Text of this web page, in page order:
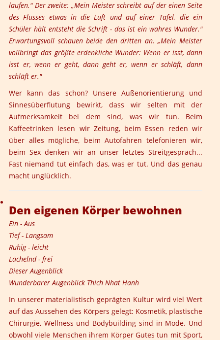
laufen." Der zweite: „Mein Meister schreibt auf der einen Seite
des Flusses etwas in die Luft und auf einer Tafel, die ein
Schüler hält entsteht die Schrift - das ist ein wahres Wunder."
Erwartungsvoll schauen beide den dritten an. „Mein Meister
vollbringt das größte erdenkliche Wunder: Wenn er isst, dann
isst er, wenn er geht, dann geht er, wenn er schläft, dann
schläft er."
Wer kann das schon? Unsere Außenorientierung und
Sinnesüberflutung bewirkt, dass wir selten mit der
Aufmerksamkeit bei dem sind, was wir tun. Beim
Kaffeetrinken lesen wir Zeitung, beim Essen reden wir
über alles mögliche, beim Autofahren telefonieren wir,
beim Sex denken wir an unser letztes Streitgespräch...
Fast niemand tut einfach das, was er tut. Und das genau
macht unglücklich.
Den eigenen Körper bewohnen
Ein - Aus
Tief - Langsam
Ruhig - leicht
Lächelnd - frei
Dieser Augenblick
Wunderbarer Augenblick Thich Nhat Hanh
In unserer materialistisch geprägten Kultur wird viel Wert
auf das Aussehen des Körpers gelegt: Kosmetik, plastische
Chirurgie, Wellness und Bodybuilding sind in Mode. Und
obwohl viele Menschen ihrem Körper Gutes tun mit Sport,